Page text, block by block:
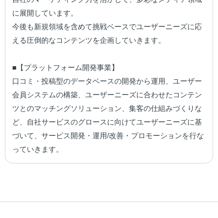
に展開しています。
今後も新規領域を含めて挑戦ベースでユーザーニーズに応
える圧倒的なコンテンツを企画していきます。
■【プラットフォーム開発事業】
口コミ・投稿型のデータベースの開発から運用、ユーザー
会員システムの構築、ユーザーニーズに合わせたコンテン
ツとのマッチングソリューション、集客の仕組みづくりな
ど、自社サービスのグロースに向けてユーザーニーズに基
づいて、サービス開発・運用/改善・プロモーションを行な
っていきます。